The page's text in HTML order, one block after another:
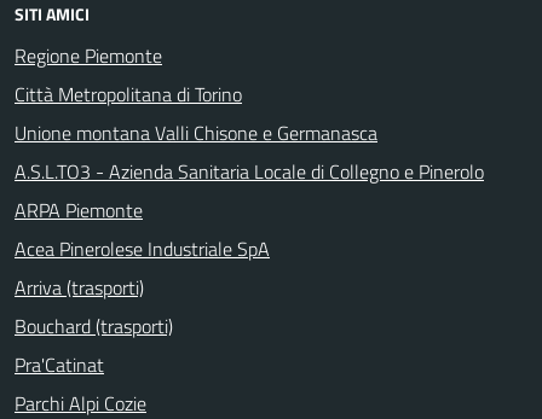
SITI AMICI
Regione Piemonte
Città Metropolitana di Torino
Unione montana Valli Chisone e Germanasca
A.S.L.TO3 - Azienda Sanitaria Locale di Collegno e Pinerolo
ARPA Piemonte
Acea Pinerolese Industriale SpA
Arriva (trasporti)
Bouchard (trasporti)
Pra'Catinat
Parchi Alpi Cozie